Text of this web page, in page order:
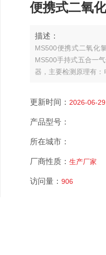
便携式二氧
描述：
MS500便携式二氧化
MS500手持式五合一
器，主要检测原理有：
更新时间： 2026-06-29
产品型号：
所在城市：
厂商性质： 生产厂家
访问量： 906